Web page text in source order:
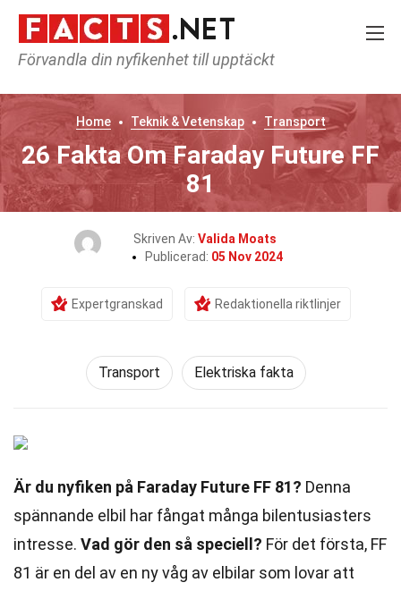
Förvandla din nyfikenhet till upptäckt
Home Teknik & Vetenskap Transport
26 Fakta Om Faraday Future FF
81
Skriven Av: Valida Moats
Publicerad: 05 Nov 2024
Expertgranskad Redaktionella riktlinjer
Transport Elektriska fakta
Är du nyfiken på Faraday Future FF 81? Denna
spännande elbil har fångat många bilentusiasters
intresse. Vad gör den så speciell? För det första, FF
81 är en del av en ny våg av elbilar som lovar att